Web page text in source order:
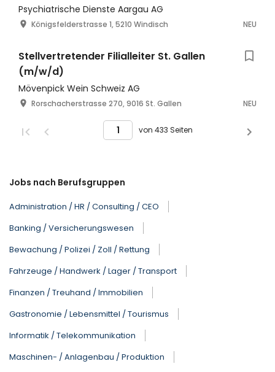
Psychiatrische Dienste Aargau AG
Königsfelderstrasse 1, 5210 Windisch NEU
Stellvertretender Filialleiter St. Gallen
(m/w/d)
Mövenpick Wein Schweiz AG
Rorschacherstrasse 270, 9016 St. Gallen NEU
von 433 Seiten
Jobs nach Berufsgruppen
Administration / HR / Consulting / CEO
Banking / Versicherungswesen
Bewachung / Polizei / Zoll / Rettung
Fahrzeuge / Handwerk / Lager / Transport
Finanzen / Treuhand / Immobilien
Gastronomie / Lebensmittel / Tourismus
Informatik / Telekommunikation
Maschinen- / Anlagenbau / Produktion